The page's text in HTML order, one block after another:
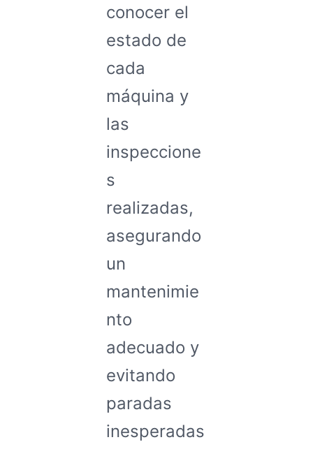
conocer el
estado de
cada
máquina y
las
inspeccione
s
realizadas,
asegurando
un
mantenimie
nto
adecuado y
evitando
paradas
inesperadas